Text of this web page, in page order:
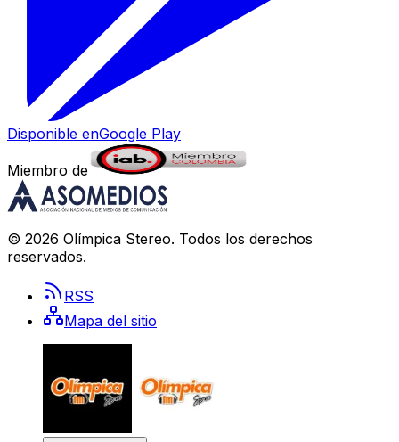
Disponible enGoogle Play
Miembro de
© 2026 Olímpica Stereo. Todos los derechos
reservados.
RSS
Mapa del sitio